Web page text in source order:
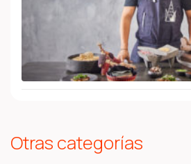
Otras categorías